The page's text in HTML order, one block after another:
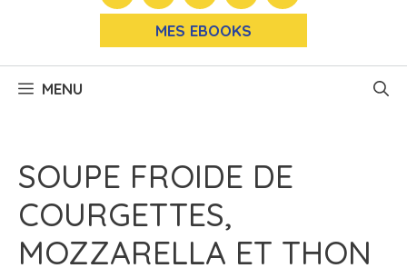
MES EBOOKS
MENU
SOUPE FROIDE DE
COURGETTES,
MOZZARELLA ET THON